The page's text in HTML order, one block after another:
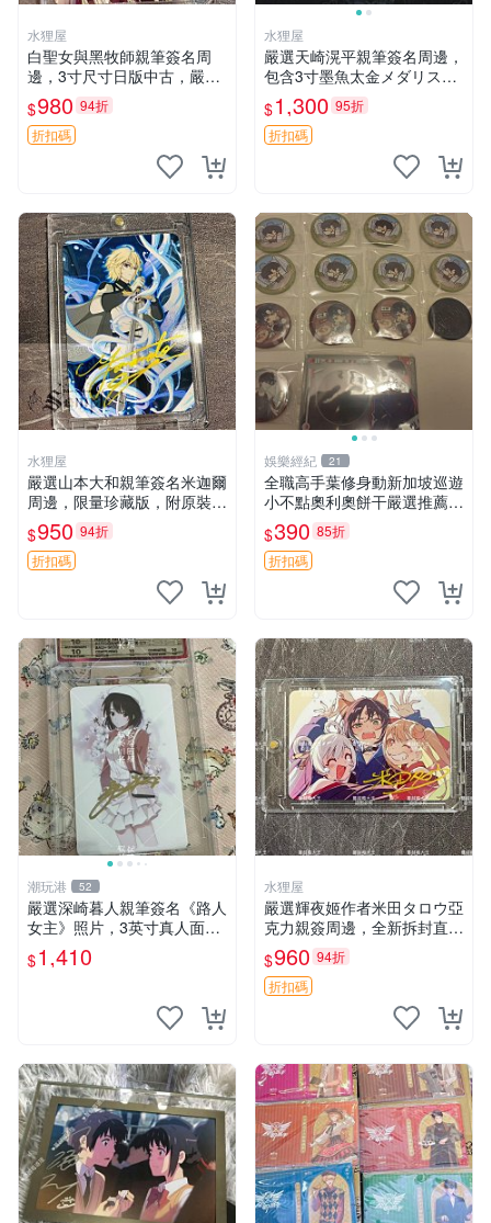
水狸屋
白聖女與黑牧師親筆簽名周
邊，3寸尺寸日版中古，嚴選
初瑕默認含原裝卡磚。快速發
貨僅存數量稀少。 和武葉佐
乃 規格 和武はざの 白聖女與
$980 94折
折扣碼
水狸屋
嚴選天崎滉平親筆簽名周邊，
包含3寸墨魚太金メダリスト
照片，附原裝卡磚與專用盒
裝，收藏推薦 天崎滉平 紙質
時尚 套裝
$1,300 95折
折扣碼
水狸屋
嚴選山本大和親筆簽名米迦爾
周邊，限量珍藏版，附原裝卡
磚與精美裝裱。收藏家推薦，
品相完美好發，支持權威鑒
定。 百夜優一郎周邊 山本大
$950 94折
折扣碼
娛樂經紀 21
全職高手葉修身動新加坡巡遊
小不點奧利奧餅干嚴選推薦
吧唧小吃 巡游零食 臺灣嚴選
$390 85折
折扣碼
潮玩港 52
嚴選深崎暮人親筆簽名《路人
女主》照片，3英寸真人面簽
收藏級別 路人女主 深崎暮人
照片
$1,410
水狸屋
嚴選輝夜姬作者米田タロウ亞
克力親簽周邊，全新拆封直送
愛好者，收藏兼送禮皆宜，專
業包裝防損！限量到貨。 輝
夜姬 米田タロウ 亞克力
$960 94折
折扣碼